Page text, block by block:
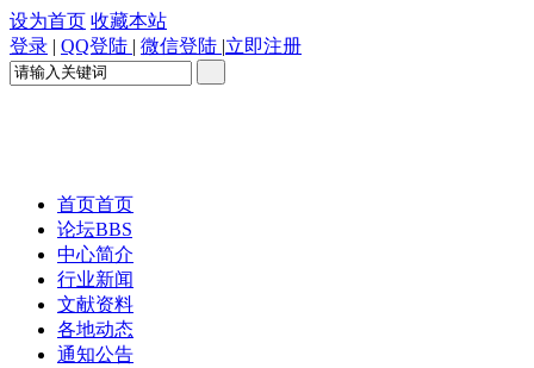
设为首页 收藏本站
登录 | QQ登陆 | 微信登陆 |立即注册
首页首页
论坛BBS
中心简介
行业新闻
文献资料
各地动态
通知公告